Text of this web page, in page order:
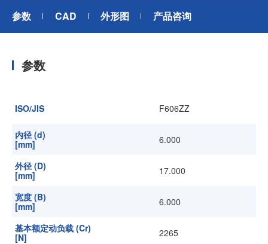
新闻
企业信息
加入我们
参数 CAD 外形图 产品咨询
参数
ISO/JIS F606ZZ
内径 (d)
[mm]
6.000
外径 (D)
[mm]
17.000
宽度 (B)
[mm]
6.000
基本额定动负载 (Cr)
[N]
2265